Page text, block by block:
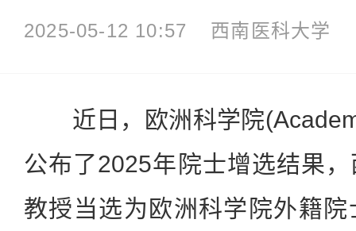
2025-05-12 10:57 西南医科大学
近日，欧洲科学院
公布了2025年院士增选结果
教授当选为欧洲科学院外籍